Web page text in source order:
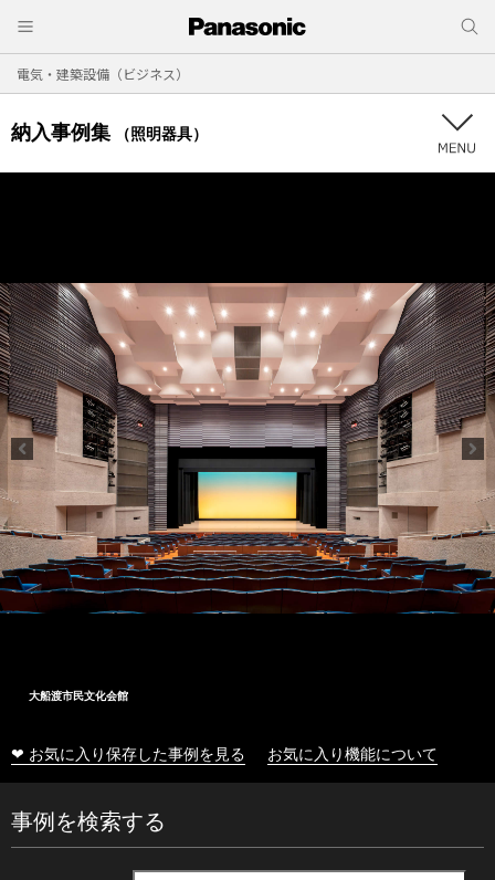
電気・建築設備（ビジネス）
納入事例集 （照明器具）
十和田市総合体育センター
❤ お気に入り保存した事例を見る お気に入り機能について
事例を検索する